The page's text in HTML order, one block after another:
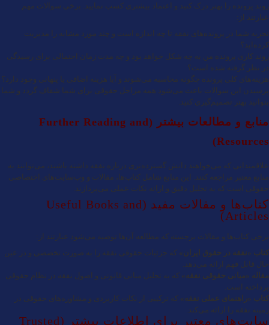
روند پرونده را بهتر درک کنید و اعتماد بیشتری کسب نمایید. برخی سوالات مهم
عبارتند از:
تجربه شما در پرونده‌های نفقه تا چه اندازه است و چند مورد مشابه را مدیریت
کرده‌اید؟
روند کاری پرونده من به چه شکل خواهد بود و چه مدت زمان احتمالی برای رسیدگی
در نظر گرفته شده است؟
هزینه‌های کلی پرونده چگونه محاسبه می‌شوند و آیا هزینه اضافی یا پنهانی وجود دارد؟
پرسیدن این سوالات باعث می‌شود همه مراحل حقوقی برای شما شفاف گردد و شما
بتوانید بهتر تصمیم‌گیری کنید.
منابع و مطالعات بیشتر (Further Reading and
Resources)
علاقمندانی که می‌خواهند دانش گسترده‌تری درباره نفقه داشته باشند، می‌توانند به
منابع معتبر مراجعه کنند. این منابع شامل کتاب‌ها، مقالات و وب‌سایت‌های اختصاصی
حقوقی است که به تحلیل دقیق و ارائه نکات عملی می‌پردازند.
کتاب‌ها و مقالات مفید (Useful Books and
Articles)
برخی کتاب‌ها و مقالات برجسته که مطالعه آن‌ها توصیه می‌شود عبارتند از:
کتاب «نفقه در حقوق ایران» که جزئیات حقوقی نفقه را به صورت تخصصی و در عین
حال قابل فهم ارائه می‌دهد.
مقاله «مبانی حقوقی نفقه» که به تحلیل مبانی قانونی و اصول نفقه در نظام حقوقی
پرداخته است.
کتاب «راهنمای عملی نفقه» که ترکیبی از نکات کاربردی و مشاوره‌های حقوقی در
زمینه نفقه را ارائه می‌کند.
سایت‌های معتبر برای اطلاعات بیشتر (Trusted